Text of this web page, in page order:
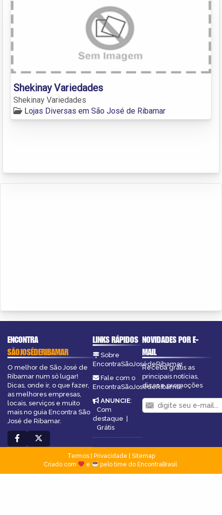
Shekinay Variedades
Shekinay Variedades
Lojas Diversas em São José de Ribamar
ENCONTRA
SÃOJOSÉDERIBAMAR
O melhor de São José de
Ribamar num só lugar!
Dicas, onde ir, o que fazer,
as melhores empresas,
locais, serviços e muito
mais no guia Encontra São
José de Ribamar.
LINKS RÁPIDOS
Sobre
EncontraSãoJosédeRibamar
Fale com o
EncontraSãoJosédeRibamar
ANUNCIE:
Com
destaque |
Grátis
NOVIDADES POR E-
MAIL
Receba grátis as
principais notícias,
dicas e promoções
Termos| Privacidade
Sitemap
Criado com
e pelo time do EncontraBrasil